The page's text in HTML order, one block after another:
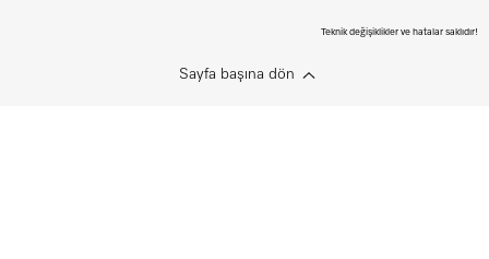
Teknik değişiklikler ve hatalar saklıdır!
Sayfa başına dön